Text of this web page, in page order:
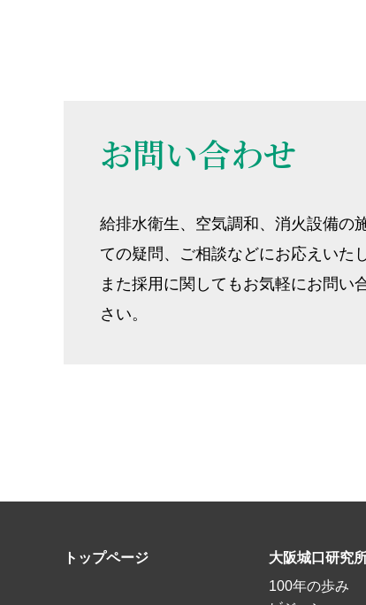
お問い合わせ
給排水衛生、空気調和、消火設備の
ての疑問、ご相談などにお応えいた
また採用に関してもお気軽にお問い
さい。
トップページ
大阪城口研究
100年の歩み